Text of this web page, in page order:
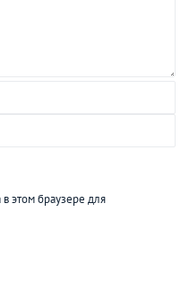
этом браузере для